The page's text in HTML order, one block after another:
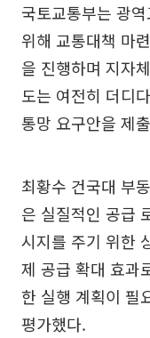
국토교통부는 광
위해 교통대책 마
을 진행하며 지자
도는 여전히 더디
통망 요구안을 제
최황수 건국대 부
은 실질적인 공급
시지를 주기 위한
제 공급 확대 효과
한 실행 계획이 필
평가했다.